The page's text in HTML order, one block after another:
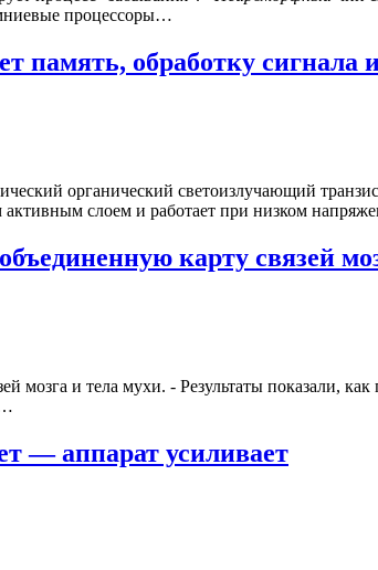
процессоры…
память, обработку сигнала
органический светоизлучающий
активным слоем и работает при низком
карту связей
мозга и тела мухи. - Результаты показали,
— аппарат усиливает